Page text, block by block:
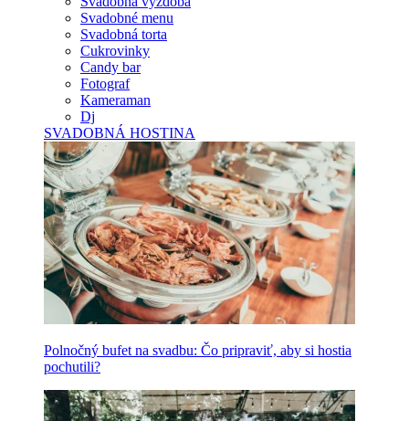
Svadobné menu
Svadobná torta
Cukrovinky
Candy bar
Fotograf
Kameraman
Dj
SVADOBNÁ HOSTINA
Polnočný bufet na svadbu: Čo pripraviť, aby si hostia
pochutili?